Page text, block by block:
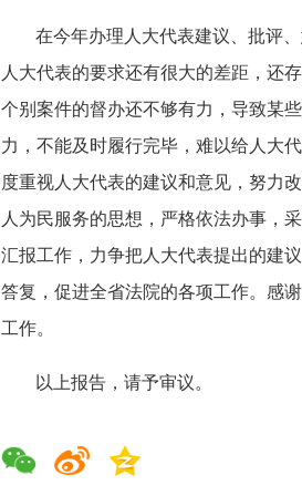
在今年办理人大代表建议、批评
人大代表的要求还有很大的差距，还
个别案件的督办还不够有力，导致某
力，不能及时履行完毕，难以给人大
度重视人大代表的建议和意见，努力
人为民服务的思想，严格依法办事，
汇报工作，力争把人大代表提出的建
答复，促进全省法院的各项工作。感
工作。
以上报告，请予审议。